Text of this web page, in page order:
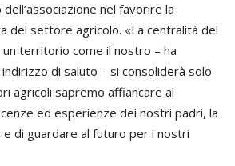
nel favorire la
del settore agricolo. «La centralità del
territorio come il nostro – ha
di saluto – si consoliderà solo
agricoli sapremo affiancare al
ed esperienze dei nostri padri, la
e di guardare al futuro per i nostri